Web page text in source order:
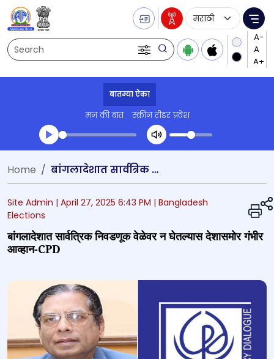
Search
Language
बातम्या ऐका
मन की बात स्क्रीन रीडर प्रवेश
Transcript summary
प्ले ऑडिओ
Home बांगलादेशात सार्वत्रिक निवडणूक वेळेवर न घेतल्यास देशासमोर गंभीर आव्हान-CPD
Site Admin | April 27, 2025 6:43 PM | Bangladesh
Elections
बांगलादेशात सार्वत्रिक निवडणूक वेळेवर न घेतल्यास देशासमोर गंभीर
आव्हान-CPD